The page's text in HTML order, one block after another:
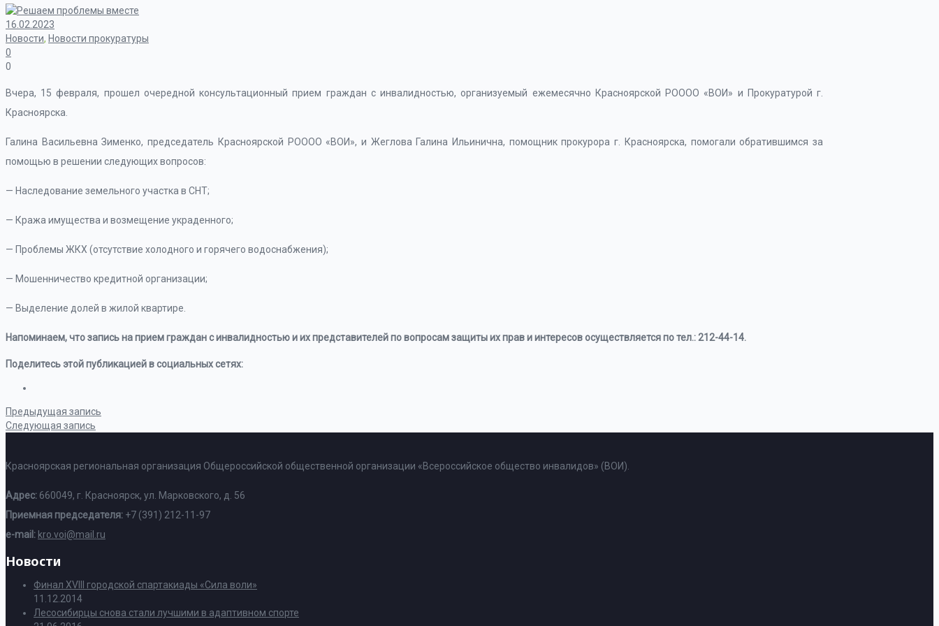
16.02.2023
Новости, Новости прокуратуры
0
0
Вчера, 15 февраля, прошел очередной консультационный прием граждан с инвалидностью, организуемый ежемесячно Красноярской РОООО «ВОИ» и Прокуратурой г.
Красноярска.
Галина Васильевна Зименко, председатель Красноярской РОООО «ВОИ», и Жеглова Галина Ильинична, помощник прокурора г. Красноярска, помогали обратившимся за
помощью в решении следующих вопросов:
— Наследование земельного участка в СНТ;
— Кража имущества и возмещение украденного;
— Проблемы ЖКХ (отсутствие холодного и горячего водоснабжения);
— Мошенничество кредитной организации;
— Выделение долей в жилой квартире.
Напоминаем, что запись на прием граждан с инвалидностью и их представителей по вопросам защиты их прав и интересов осуществляется по тел.: 212-44-14.
Поделитесь этой публикацией в социальных сетях:
Предыдущая запись
Следующая запись
Красноярская региональная организация Общероссийской общественной организации «Всероссийское общество инвалидов» (ВОИ).
Адрес: 660049, г. Красноярск, ул. Марковского, д. 56
Приемная председателя: +7 (391) 212-11-97
e-mail: kro.voi@mail.ru
Новости
Финал XVIII городской спартакиады «Сила воли»
11.12.2014
Лесосибирцы снова стали лучшими в адаптивном спорте